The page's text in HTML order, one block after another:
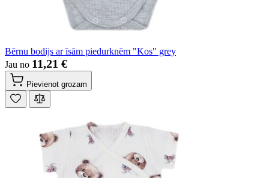
Bērnu bodijs ar īsām piedurknēm "Kos" grey
Jau no 11,21 €
Pievienot grozam